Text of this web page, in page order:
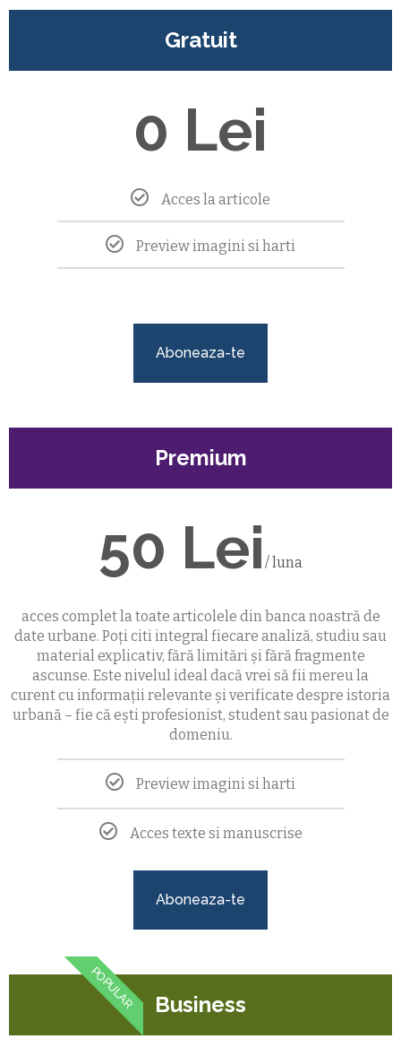
Gratuit
0 Lei
Acces la articole
Preview imagini si harti
Aboneaza-te
Premium
50 Lei / luna
acces complet la toate articolele din banca noastră de
date urbane. Poți citi integral fiecare analiză, studiu sau
material explicativ, fără limitări și fără fragmente
ascunse. Este nivelul ideal dacă vrei să fii mereu la
curent cu informații relevante și verificate despre istoria
urbană – fie că ești profesionist, student sau pasionat de
domeniu.
Preview imagini si harti
Acces texte si manuscrise
Aboneaza-te
POPULAR Business